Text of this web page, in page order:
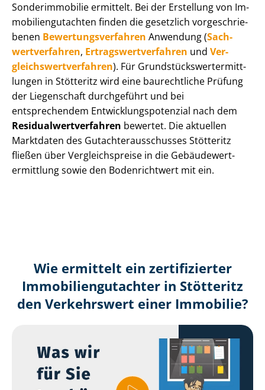
Sonderimmobilie ermittelt. Bei der Erstellung von Im­
mo­bi­li­en­gut­ach­ten finden die gesetzlich vor­ge­schrie­
be­nen Be­wer­tungs­ver­fah­ren Anwendung (Sach­
wert­ver­fah­ren, Er­trags­wert­ver­fah­ren und Ver­
gleichs­wert­ver­fah­ren). Für Grund­stücks­wert­ermitt­
lun­gen in Stötteritz wird eine baurechtliche Prüfung
der Liegenschaft durchgeführt und bei
entsprechendem Ent­wick­lungs­po­ten­zi­al nach dem
Re­si­du­al­wert­ver­fah­ren bewertet. Die aktuellen
Marktdaten des Gut­ach­ter­aus­schus­ses Stötteritz
fließen über Ver­gleichs­prei­se in die Ge­bäu­de­wert­
ermitt­lung sowie den Bodenrichtwert mit ein.
Wie ermittelt ein zertifizierter
Immobilien­gutachter in Stötteritz
den Verkehrswert einer Immobilie?